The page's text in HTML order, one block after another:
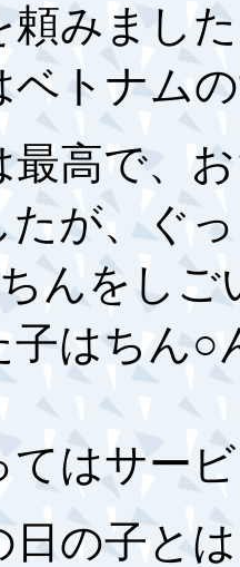
頼みまし
ベトナム
最高で、
たが、ぐ
んをし
子はちん
てはサー
日の子と